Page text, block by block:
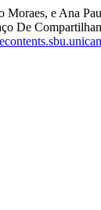
e Ana
De